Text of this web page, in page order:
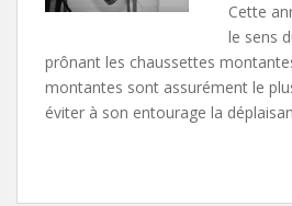
Cette
le sens
prônant les chaussettes
montantes sont assurément le
éviter à son entourage la